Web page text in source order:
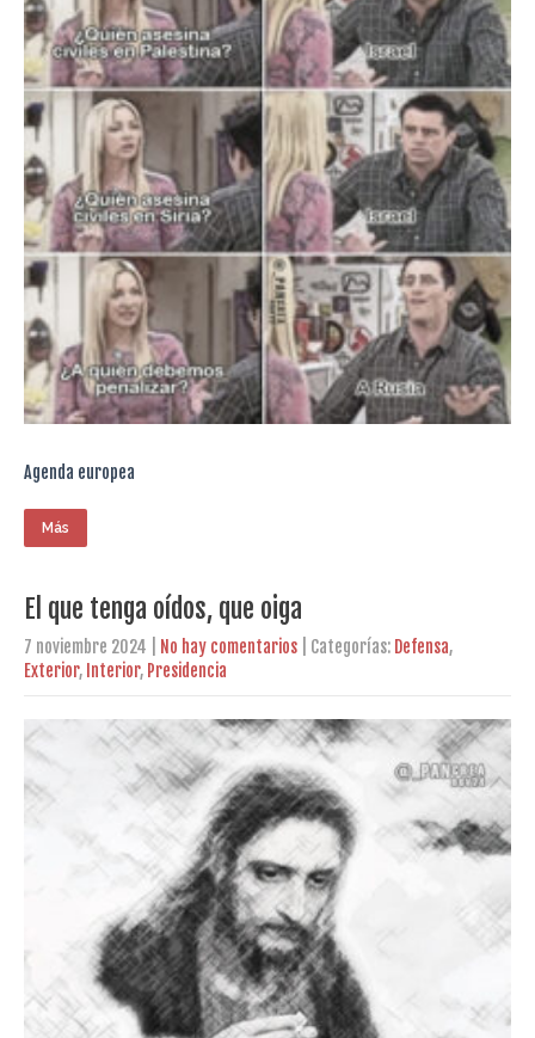
Agenda europea
Más
El que tenga oídos, que oiga
7 noviembre 2024 No hay comentarios | Categorías: Defensa,
Exterior, Interior, Presidencia